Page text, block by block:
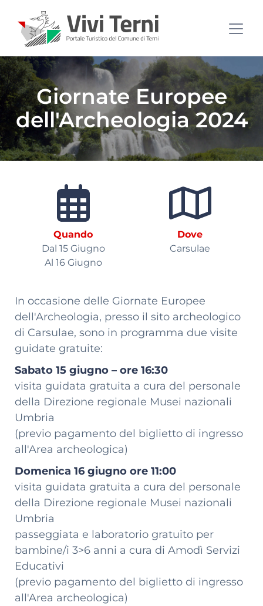
Giornate Europee
dell'Archeologia 2024
Quando
Dal 15 Giugno
Al 16 Giugno
Dove
Carsulae
In occasione delle Giornate Europee
dell'Archeologia, presso il sito archeologico
di Carsulae, sono in programma due visite
guidate gratuite:
Sabato 15 giugno – ore 16:30
visita guidata gratuita a cura del personale
della Direzione regionale Musei nazionali
Umbria
(previo pagamento del biglietto di ingresso
all'Area archeologica)
Domenica 16 giugno ore 11:00
visita guidata gratuita a cura del personale
della Direzione regionale Musei nazionali
Umbria
passeggiata e laboratorio gratuito per
bambine/i 3>6 anni a cura di Amodì Servizi
Educativi
(previo pagamento del biglietto di ingresso
all'Area archeologica)